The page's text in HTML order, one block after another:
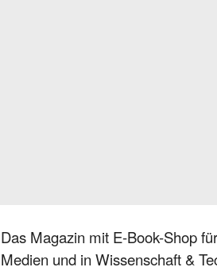
Das Magazin mit E-Book-Shop
Medien und in Wissenschaft &